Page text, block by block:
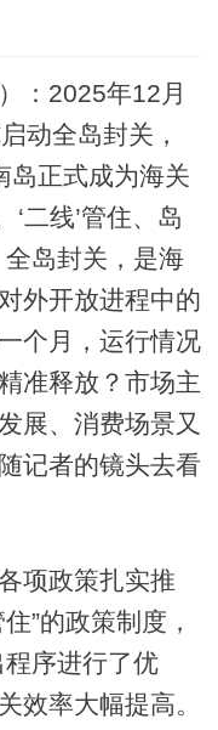
：2025年12月
动全岛封关，
岛正式成为海关
‘二线’管住、岛
岛封关，是海
外开放进程中的
个月，运行情况
准释放？市场主
展、消费场景又
记者的镜头去看
项政策扎实推
”的政策制度，
程序进行了优
效率大幅提高。